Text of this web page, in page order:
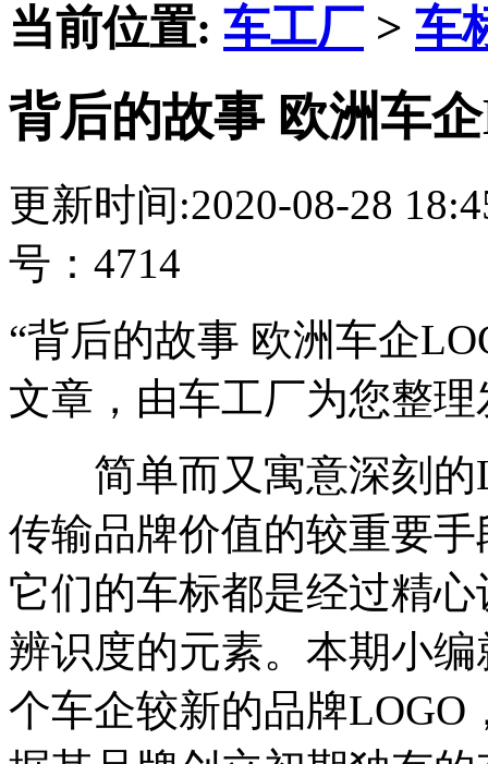
当前位置: 车工厂 > 车
背后的故事 欧洲车
更新时间:2020-08-28
号：4714
“背后的故事 欧洲车企
文章，由车工厂为您整理
简单而又寓意深刻的
传输品牌价值的较重要
它们的车标都是经过精
辨识度的元素。本期小
个车企较新的品牌